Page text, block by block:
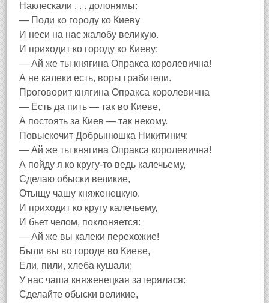
Наклескали . . . долонямы:
— Поди ко городу ко Киеву
И неси на нас жалобу великую.
И приходит ко городу ко Киеву:
— Ай же ты княгина Опракса королевична!
А не калеки есть, воры грабители.
Проговорит княгина Опракса королевична
— Есть да пить — так во Киеве,
А постоять за Киев — так некому.
Повыскочит Добрынюшка Никитинич:
— Ай же ты княгина Опракса королевична!
А пойду я ко кругу-то ведь калечьему,
Сделаю обыски великие,
Отыщу чашу княженецкую.
И приходит ко кругу калечьему,
И бьет челом, поклоняется:
— Ай же вы калеки перехожие!
Были вы во городе во Киеве,
Ели, пили, хлеба кушали;
У нас чаша княженецкая затерялася:
Сделайте обыски великие,